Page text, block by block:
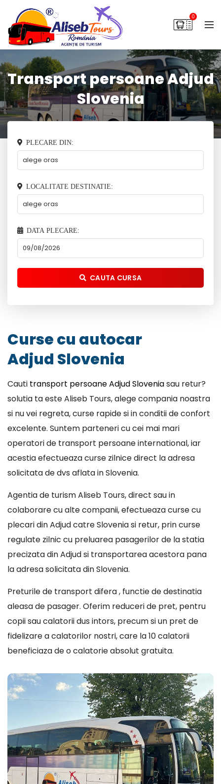
0
Transport persoane Adjud
Slovenia
PLECARE DIN:
LOCALITATE DESTINATIE:
DATA PLECARE:
CAUTA CURSA
Curse cu autocar
Adjud Slovenia
Cauti transport persoane Adjud Sloveniasau retur?
solutia ta este Aliseb Tours, alege compania noastra
si nu vei regreta, curse rapide si in conditii de confort
excelente. Suntem parteneri cu cei mai mari
operatori de transport persoane international, iar
acestia efectueaza curse zilnice direct la adresa
solicitata de dvs aflata in Slovenia.
Agentia de turism Aliseb Tours, direct sau in
colaborare cu alte companii, efectueaza curse cu
plecari din Adjud catre Slovenia si retur, prin curse
regulate zilnic cu preluarea pasagerilor de la statia
precizata din Adjud si transportarea acestora pana
la adresa solicitata din Slovenia.
Preturile de transport difera , functie de destinatia
aleasa de pasager. Oferim reduceri de pret, pentru
copii sau calatorii dus intors, precum si un pret de
fidelizare a calatorilor nostri, care la 10 calatorii
beneficiaza de o calatorie absolut gratuita.